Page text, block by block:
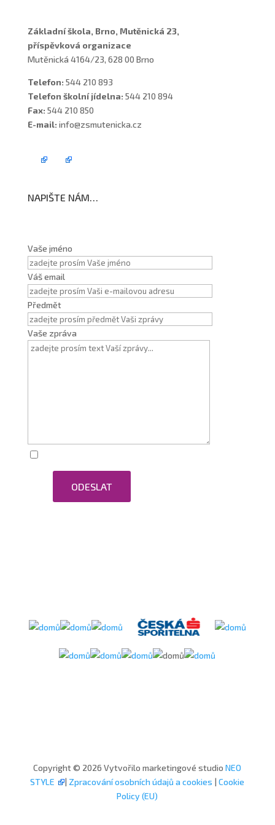
Základní škola, Brno, Mutěnická 23,
příspěvková organizace
Mutěnická 4164/23, 628 00 Brno
Telefon: 544 210 893
Telefon školní jídelna: 544 210 894
Fax: 544 210 850
E-mail: info@zsmutenicka.cz
NAPIŠTE NÁM…
Vaše jméno
Váš email
Předmět
Vaše zpráva
ODESLAT
Copyright © 2026 Vytvořilo marketingové studioNEO
STYLE
| Zpracování osobních údajů a cookies |Cookie
Policy (EU)